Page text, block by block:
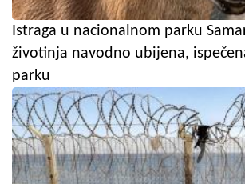
Istraga u nacionalnom parku
životinja navodno ubijena,
parku